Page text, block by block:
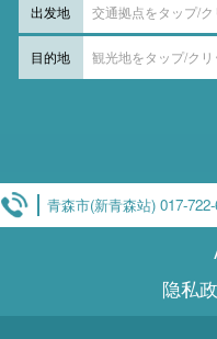
出发地 交通拠点をタップ/
目的地 観光地をタップ/ク
青森市(新青森站) 017-722-
隐私